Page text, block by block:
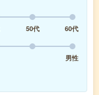
50代
60代
男性